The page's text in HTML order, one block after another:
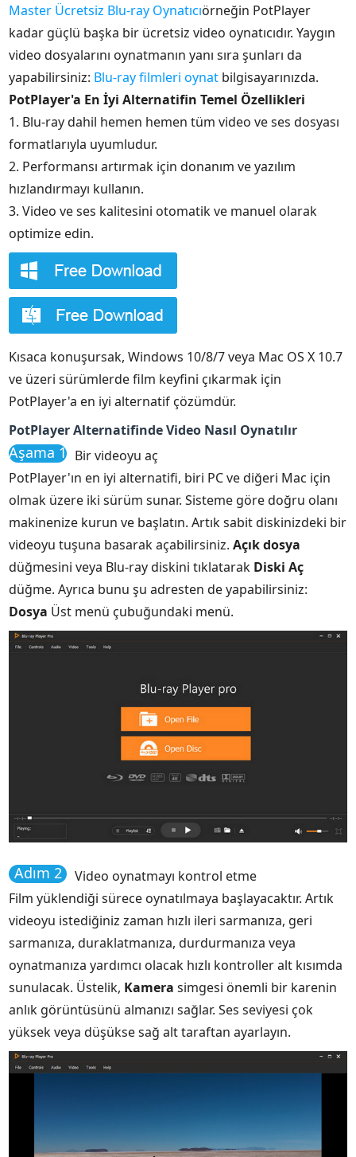
Master Ücretsiz Blu-ray Oynatıcıörneğin PotPlayer
kadar güçlü başka bir ücretsiz video oynatıcıdır. Yaygın
video dosyalarını oynatmanın yanı sıra şunları da
yapabilirsiniz: Blu-ray filmleri oynat bilgisayarınızda.
PotPlayer'a En İyi Alternatifin Temel Özellikleri
1. Blu-ray dahil hemen hemen tüm video ve ses dosyası
formatlarıyla uyumludur.
2. Performansı artırmak için donanım ve yazılım
hızlandırmayı kullanın.
3. Video ve ses kalitesini otomatik ve manuel olarak
optimize edin.
Kısaca konuşursak, Windows 10/8/7 veya Mac OS X 10.7
ve üzeri sürümlerde film keyfini çıkarmak için
PotPlayer'a en iyi alternatif çözümdür.
PotPlayer Alternatifinde Video Nasıl Oynatılır
Aşama 1 Bir videoyu aç
PotPlayer'ın en iyi alternatifi, biri PC ve diğeri Mac için
olmak üzere iki sürüm sunar. Sisteme göre doğru olanı
makinenize kurun ve başlatın. Artık sabit diskinizdeki bir
videoyu tuşuna basarak açabilirsiniz.Açık dosya
düğmesini veya Blu-ray diskini tıklatarak Diski Aç
düğme. Ayrıca bunu şu adresten de yapabilirsiniz:
Dosya Üst menü çubuğundaki menü.
Adım 2
Video oynatmayı kontrol etme
Film yüklendiği sürece oynatılmaya başlayacaktır. Artık
videoyu istediğiniz zaman hızlı ileri sarmanıza, geri
sarmanıza, duraklatmanıza, durdurmanıza veya
oynatmanıza yardımcı olacak hızlı kontroller alt kısımda
sunulacak. Üstelik, Kamera simgesi önemli bir karenin
anlık görüntüsünü almanızı sağlar. Ses seviyesi çok
yüksek veya düşükse sağ alt taraftan ayarlayın.